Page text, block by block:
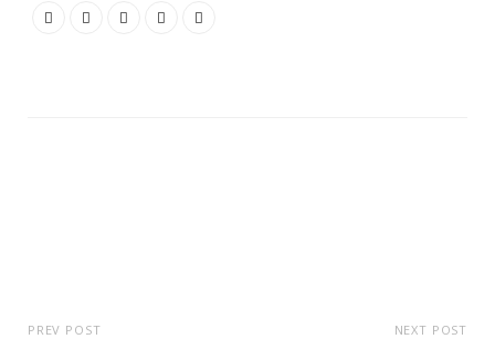
PREV POST NEXT POST